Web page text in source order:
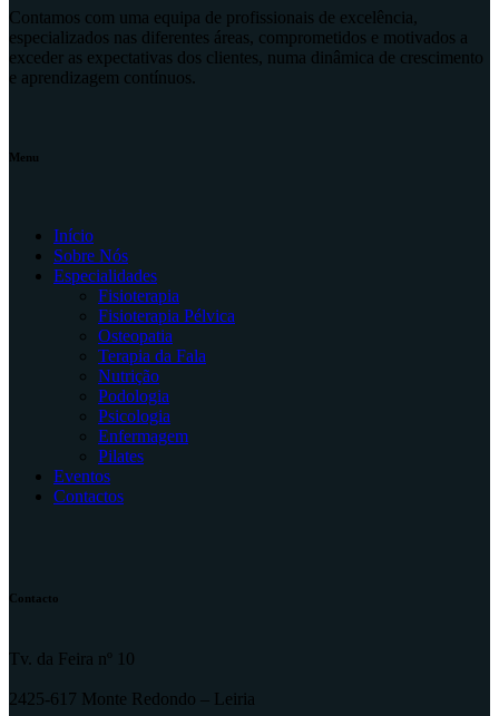
Contamos com uma equipa de profissionais de excelência,
especializados nas diferentes áreas, comprometidos e motivados a
exceder as expectativas dos clientes, numa dinâmica de crescimento
e aprendizagem contínuos.
Menu
Início
Sobre Nós
Especialidades
Fisioterapia
Fisioterapia Pélvica
Osteopatia
Terapia da Fala
Nutrição
Podologia
Psicologia
Enfermagem
Pilates
Eventos
Contactos
Contacto
Tv. da Feira nº 10
2425-617 Monte Redondo – Leiria